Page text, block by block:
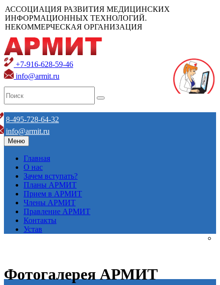
АССОЦИАЦИЯ РАЗВИТИЯ МЕДИЦИНСКИХ
ИНФОРМАЦИОННЫХ ТЕХНОЛОГИЙ.
НЕКОММЕРЧЕСКАЯ ОРГАНИЗАЦИЯ
+7-916-628-59-46
info@armit.ru
8-495-728-64-32
info@armit.ru
Меню
Главная
О нас
Зачем вступать?
Планы АРМИТ
Прием в АРМИТ
Члены АРМИТ
Правление АРМИТ
Контакты
Устав
Фотогалерея АРМИТ